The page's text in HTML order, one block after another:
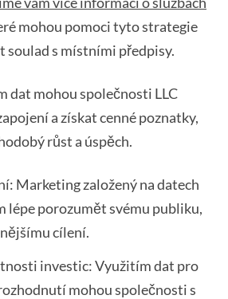
mohou pomoci tyto strategie
s místními předpisy.
dat mohou společnosti LLC
a získat cenné poznatky,
růst a úspěch.
Marketing založený na datech
lépe porozumět svému publiku,
cílení.
investic: Využitím dat pro
mohou společnosti s